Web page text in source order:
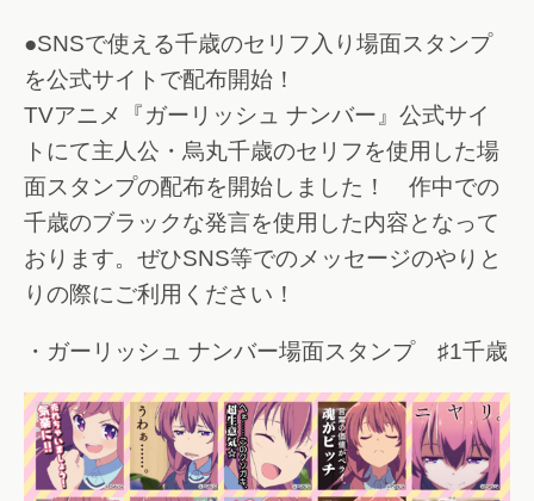
●SNSで使える千歳のセリフ入り場面スタンプ
を公式サイトで配布開始！
TVアニメ『ガーリッシュ ナンバー』公式サイ
トにて主人公・烏丸千歳のセリフを使用した場
面スタンプの配布を開始しました！ 作中での
千歳のブラックな発言を使用した内容となって
おります。ぜひSNS等でのメッセージのやりと
りの際にご利用ください！
・ガーリッシュ ナンバー場面スタンプ ♯1千歳